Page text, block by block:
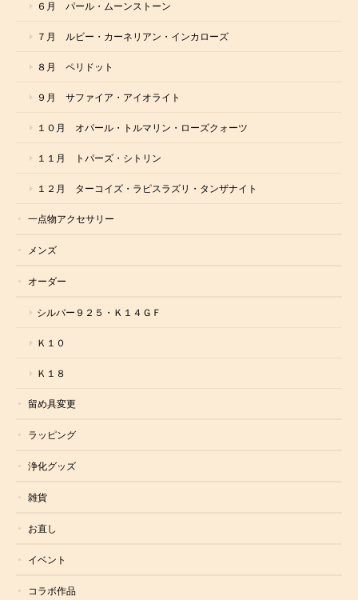
６月 パール・ムーンストーン
７月 ルビー・カーネリアン・インカローズ
８月 ペリドット
９月 サファイア・アイオライト
１０月 オパール・トルマリン・ローズクォーツ
１１月 トパーズ・シトリン
１２月 ターコイズ・ラピスラズリ・タンザナイト
一点物アクセサリー
メンズ
オーダー
シルバー９２５・Ｋ１４ＧＦ
Ｋ１０
Ｋ１８
留め具変更
ラッピング
浄化グッズ
雑貨
お直し
イベント
コラボ作品